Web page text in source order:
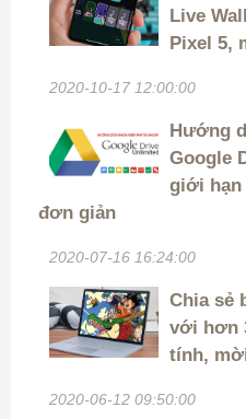
Live
Pixel 5,
2020-10-17 12:00:00
Hướng
Google
giới
đơn giản
2020-07-16 16:24:00
Chia sẻ
với hơn
tính,
2020-06-12 09:50:00